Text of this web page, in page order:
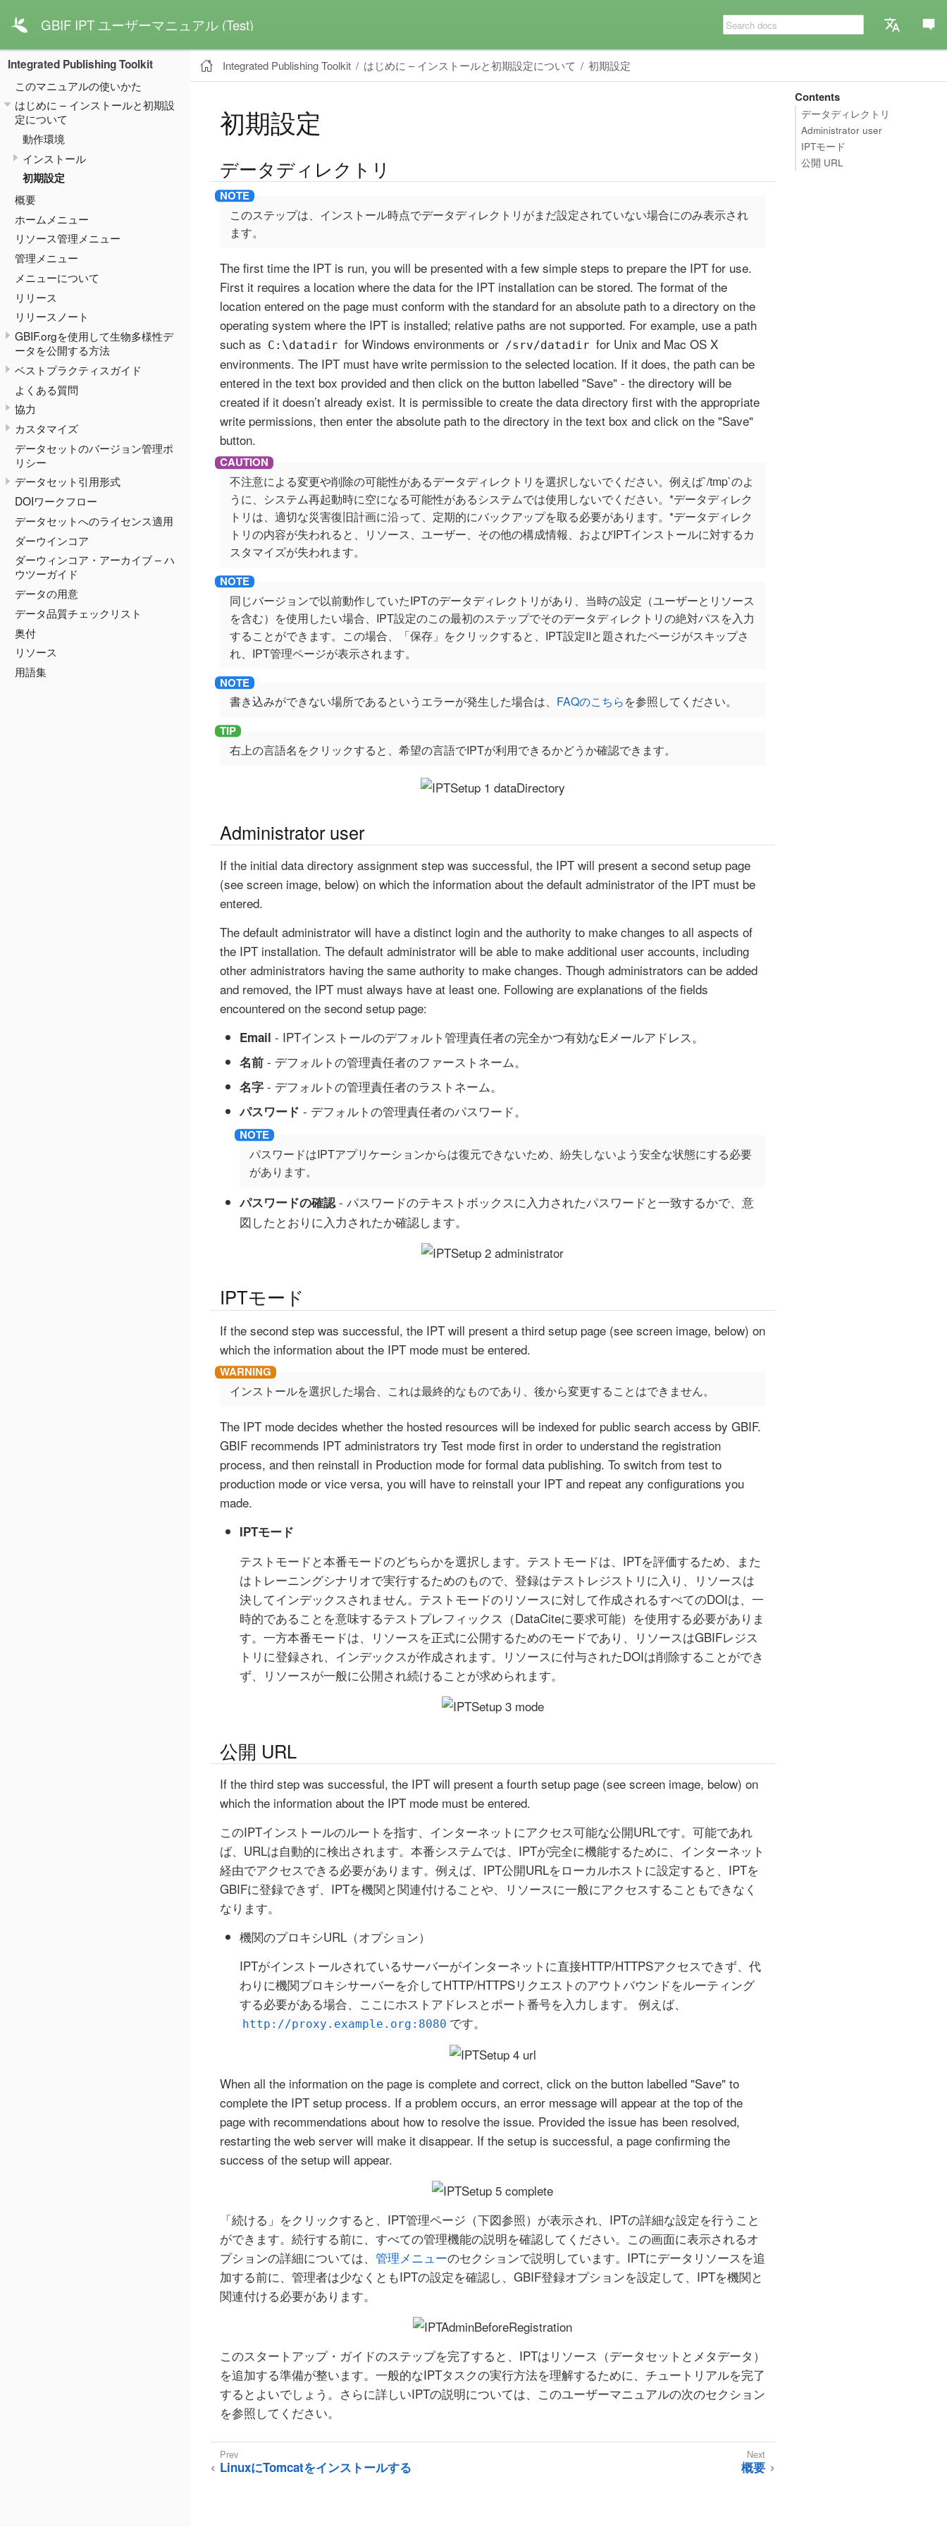
GBIF IPT ユーザーマニュアル (Test)
Integrated Publishing Toolkit
このマニュアルの使いかた
はじめに – インストールと初期設
定について
動作環境
インストール
初期設定
概要
ホームメニュー
リソース管理メニュー
管理メニュー
メニューについて
リリース
リリースノート
GBIF.orgを使用して生物多様性デ
ータを公開する方法
ベストプラクティスガイド
よくある質問
協力
カスタマイズ
データセットのバージョン管理ポ
リシー
データセット引用形式
DOIワークフロー
データセットへのライセンス適用
ダーウインコア
ダーウィンコア・アーカイブ – ハ
ウツーガイド
データの用意
データ品質チェックリスト
奥付
リソース
用語集
Integrated Publishing Toolkit はじめに – インストールと初期設定について 初期設定
Contents
データディレクトリ
Administrator user
IPTモード
公開 URL
初期設定
データディレクトリ
このステップは、インストール時点でデータディレクトリがまだ設定されていない場合にのみ表示され
ます。
The first time the IPT is run, you will be presented with a few simple steps to prepare the IPT for use.
First it requires a location where the data for the IPT installation can be stored. The format of the
location entered on the page must conform with the standard for an absolute path to a directory on the
operating system where the IPT is installed; relative paths are not supported. For example, use a path
such as C:\datadir for Windows environments or /srv/datadir for Unix and Mac OS X
environments. The IPT must have write permission to the selected location. If it does, the path can be
entered in the text box provided and then click on the button labelled "Save" - the directory will be
created if it doesn’t already exist. It is permissible to create the data directory first with the appropriate
write permissions, then enter the absolute path to the directory in the text box and click on the "Save"
button.
不注意による変更や削除の可能性があるデータディレクトリを選択しないでください。例えば`/tmp`のよ
うに、システム再起動時に空になる可能性があるシステムでは使用しないでください。*データディレク
トリは、適切な災害復旧計画に沿って、定期的にバックアップを取る必要があります。*データディレク
トリの内容が失われると、リソース、ユーザー、その他の構成情報、およびIPTインストールに対するカ
スタマイズが失われます。
同じバージョンで以前動作していたIPTのデータディレクトリがあり、当時の設定（ユーザーとリソース
を含む）を使用したい場合、IPT設定のこの最初のステップでそのデータディレクトリの絶対パスを入力
することができます。この場合、「保存」をクリックすると、IPT設定IIと題されたページがスキップさ
れ、IPT管理ページが表示されます。
書き込みができない場所であるというエラーが発生した場合は、 FAQのこちらを参照してください。
右上の言語名をクリックすると、希望の言語でIPTが利用できるかどうか確認できます。
Administrator user
If the initial data directory assignment step was successful, the IPT will present a second setup page
(see screen image, below) on which the information about the default administrator of the IPT must be
entered.
The default administrator will have a distinct login and the authority to make changes to all aspects of
the IPT installation. The default administrator will be able to make additional user accounts, including
other administrators having the same authority to make changes. Though administrators can be added
and removed, the IPT must always have at least one. Following are explanations of the fields
encountered on the second setup page:
Email - IPTインストールのデフォルト管理責任者の完全かつ有効なEメールアドレス。
名前- デフォルトの管理責任者のファーストネーム。
名字- デフォルトの管理責任者のラストネーム。
パスワード - デフォルトの管理責任者のパスワード。
パスワードはIPTアプリケーションからは復元できないため、紛失しないよう安全な状態にする必要
があります。
パスワードの確認- パスワードのテキストボックスに入力されたパスワードと一致するかで、意
図したとおりに入力されたか確認します。
IPTモード
If the second step was successful, the IPT will present a third setup page (see screen image, below) on
which the information about the IPT mode must be entered.
インストールを選択した場合、これは最終的なものであり、後から変更することはできません。
The IPT mode decides whether the hosted resources will be indexed for public search access by GBIF.
GBIF recommends IPT administrators try Test mode first in order to understand the registration
process, and then reinstall in Production mode for formal data publishing. To switch from test to
production mode or vice versa, you will have to reinstall your IPT and repeat any configurations you
made.
IPTモード
テストモードと本番モードのどちらかを選択します。テストモードは、IPTを評価するため、また
はトレーニングシナリオで実行するためのもので、登録はテストレジストリに入り、リソースは
決してインデックスされません。テストモードのリソースに対して作成されるすべてのDOIは、一
時的であることを意味するテストプレフィックス（DataCiteに要求可能）を使用する必要がありま
す。一方本番モードは、リソースを正式に公開するためのモードであり、リソースはGBIFレジス
トリに登録され、インデックスが作成されます。リソースに付与されたDOIは削除することができ
ず、リソースが一般に公開され続けることが求められます。
公開 URL
If the third step was successful, the IPT will present a fourth setup page (see screen image, below) on
which the information about the IPT mode must be entered.
このIPTインストールのルートを指す、インターネットにアクセス可能な公開URLです。可能であれ
ば、URLは自動的に検出されます。本番システムでは、IPTが完全に機能するために、インターネット
経由でアクセスできる必要があります。例えば、IPT公開URLをローカルホストに設定すると、IPTを
GBIFに登録できず、IPTを機関と関連付けることや、リソースに一般にアクセスすることもできなく
なります。
機関のプロキシURL（オプション）
IPTがインストールされているサーバーがインターネットに直接HTTP/HTTPSアクセスできず、代
わりに機関プロキシサーバーを介してHTTP/HTTPSリクエストのアウトバウンドをルーティング
する必要がある場合、ここにホストアドレスとポート番号を入力します。 例えば、
http://proxy.example.org:8080 です。
When all the information on the page is complete and correct, click on the button labelled "Save" to
complete the IPT setup process. If a problem occurs, an error message will appear at the top of the
page with recommendations about how to resolve the issue. Provided the issue has been resolved,
restarting the web server will make it disappear. If the setup is successful, a page confirming the
success of the setup will appear.
「続ける」をクリックすると、IPT管理ページ（下図参照）が表示され、IPTの詳細な設定を行うこと
ができます。続行する前に、すべての管理機能の説明を確認してください。この画面に表示されるオ
プションの詳細については、 管理メニューのセクションで説明しています。IPTにデータリソースを追
加する前に、管理者は少なくともIPTの設定を確認し、GBIF登録オプションを設定して、IPTを機関と
関連付ける必要があります。
このスタートアップ・ガイドのステップを完了すると、IPTはリソース（データセットとメタデータ）
を追加する準備が整います。一般的なIPTタスクの実行方法を理解するために、チュートリアルを完了
するとよいでしょう。さらに詳しいIPTの説明については、このユーザーマニュアルの次のセクション
を参照してください。
LinuxにTomcatをインストールする 概要